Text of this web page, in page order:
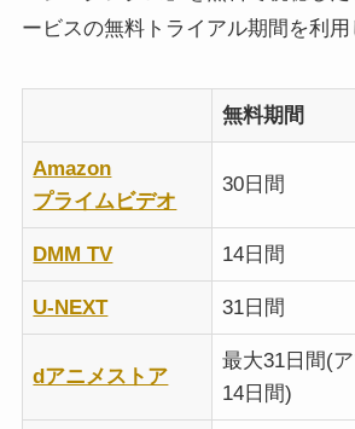
ービスの無料トライアル期間を利用
無料期間
Amazon
プライムビデオ
30日間
DMM TV 14日間
U-NEXT 31日間
dアニメストア
最大31日間(
14日間)